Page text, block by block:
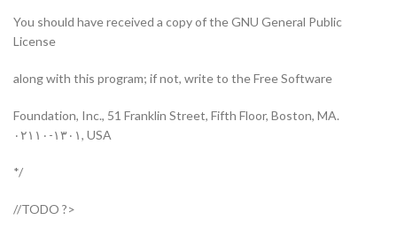
You should have received a copy of the GNU General Public
License
along with this program; if not, write to the Free Software
.Foundation, Inc., 51 Franklin Street, Fifth Floor, Boston, MA
۰۲۱۱۰-۱۳۰۱, USA
/*
<? TODO//